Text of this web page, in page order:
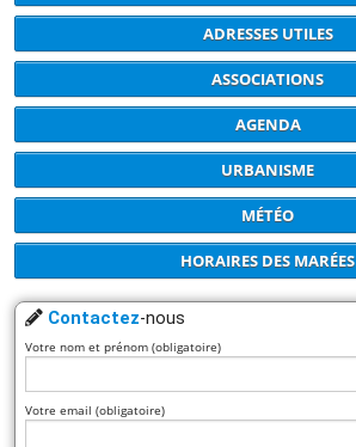
ADRESSES UTILES
ASSOCIATIONS
AGENDA
URBANISME
MÉTÉO
HORAIRES DES MARÉES
Contactez-nous
Votre nom et prénom (obligatoire)
Votre email (obligatoire)